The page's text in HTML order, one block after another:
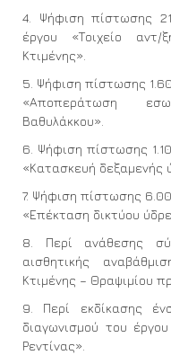
4. Ψήφιση πίστωσης
έργου «Τοιχείο
Κτιμένης».
5. Ψήφιση πίστωσης
«Αποπεράτωση
Βαθυλάκκου».
6. Ψήφιση πίστωσης
«Κατασκευή δεξαμενής
7. Ψήφιση πίστωσης
«Επέκταση δικτύου
8. Περί ανάθεσης
αισθητικής
Κτιμένης – Θραψιμίου
9. Περί εκδίκασης
διαγωνισμού του
Ρεντίνας».